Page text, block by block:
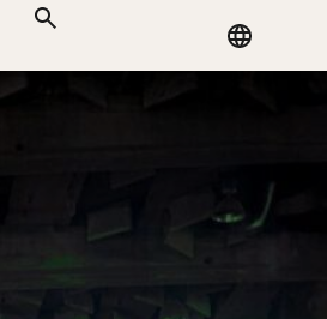
ZOEKEN
Country
menu